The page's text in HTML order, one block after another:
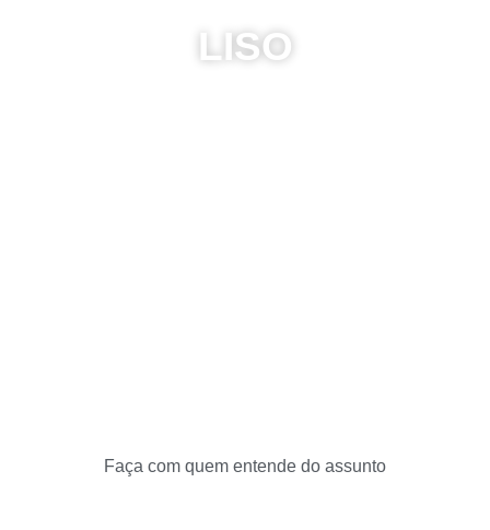
LISO
Faça com quem entende do assunto